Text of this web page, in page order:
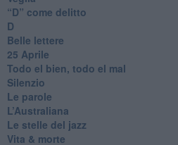
​“D” come delitto
D
Belle lettere
25 Aprile
Todo el bien, todo el mal
Silenzio
Le parole
​L’Australiana
Le stelle del jazz
Vita & morte